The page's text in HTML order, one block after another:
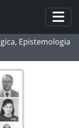
Epistemologia